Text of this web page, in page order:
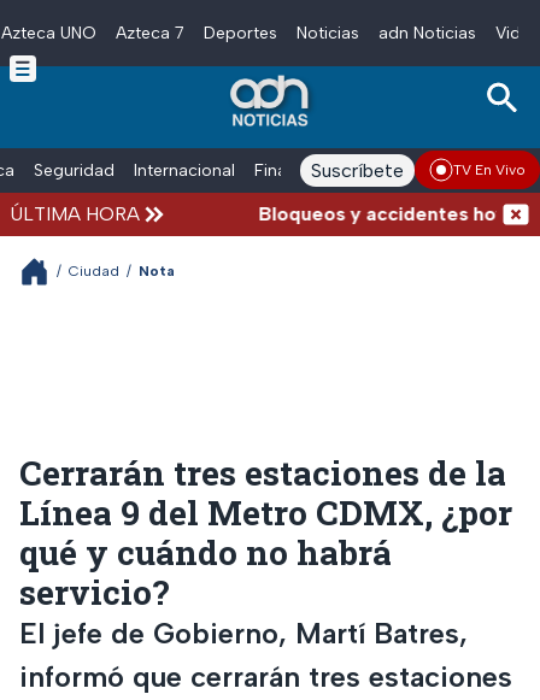
Skip to main content
Azteca UNO Azteca 7 Deportes Noticias adn Noticias
Seguridad Internacional Finanzas adn Noticias Radio
Suscríbete TV En Vivo
ÚLTIMA HORA Bloqueos y accidentes hoy en
/ Ciudad / Nota
Cerrarán tres estaciones de la
Línea 9 del Metro CDMX, ¿por
qué y cuándo no habrá
servicio?
El jefe de Gobierno, Martí Batres,
informó que cerrarán tres estaciones